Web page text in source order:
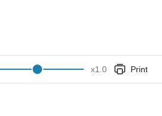
x1.0 Print